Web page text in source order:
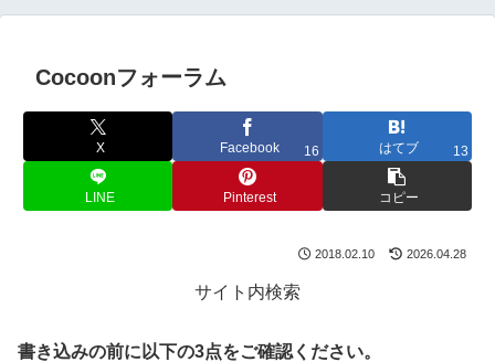
Cocoonフォーラム
X Facebook 16 はてブ 13
LINE Pinterest コピー
2018.02.10 2026.04.28
サイト内検索
書き込みの前に以下の3点をご確認ください。